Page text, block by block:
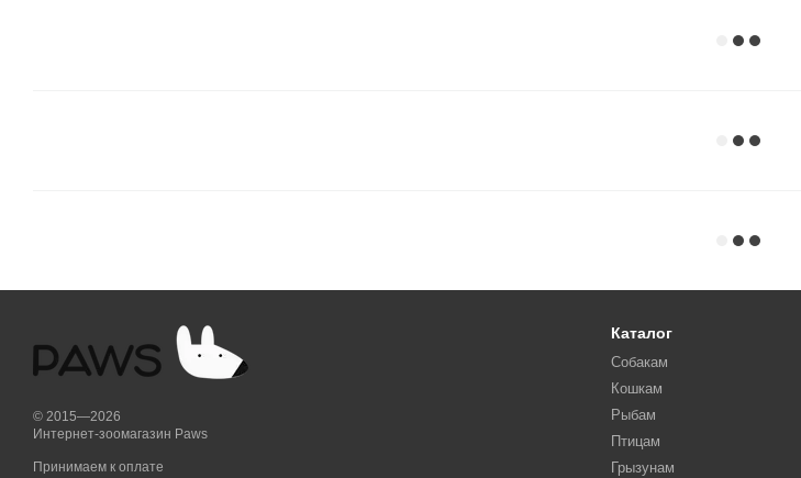
© 2015—2026
Интернет-зоомагазин Paws
Принимаем к оплате
Каталог
Собакам
Кошкам
Рыбам
Птицам
Грызунам